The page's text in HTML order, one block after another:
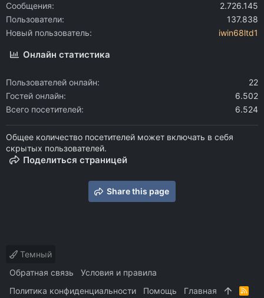
Сообщения
2.726.145
Пользователи
137.838
Новый пользователь
iwin68ltd1
Онлайн статистика
Пользователей онлайн
22
Гостей онлайн
6.502
Всего посетителей
6.524
Общее количество посетителей может включать в себя
скрытых пользователей.
Поделиться страницей
Share this page
Темный
Обратная связь
Условия и правила
Политика конфиденциальности
Помощь Главная
R